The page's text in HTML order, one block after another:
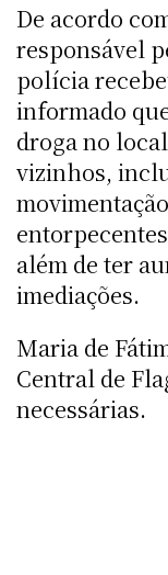
De acordo
responsável
polícia
informado
droga no
vizinhos,
além de ter
imediações.
Maria de
Central de
necessárias.